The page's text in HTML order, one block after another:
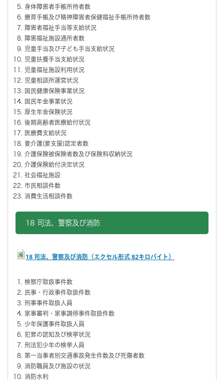
身体障害者手帳所持者数
療育手帳及び精神障害者保健福祉手帳所持者数
障害者福祉手当等支給状況
障害福祉施設通所者数
児童手当及び子ども手当支給状況
児童扶養手当支給状況
児童福祉施設利用状況
児童相談所運営状況
国民健康保険事業状況
国民年金事業状況
厚生年金保険状況
後期高齢者医療給付状況
医療費支給状況
要介護(要支援)認定者数
介護保険被保険者数及び保険料収納状況
介護保険給付決定状況
社会福祉施設
市民相談件数
消費生活相談件数
18 司法、警察及び消防
18 司法、警察及び消防（エクセル形式 82キロバイト）
検察庁取扱事件数
民事・行政事件取扱件数
刑事事件取扱人員
家事審判・家事調停事件取扱件数
少年保護事件取扱人員
犯罪の認知及び検挙状況
刑法犯少年の検挙人員
第一当事者別交通事故発生件数及び死傷者数
消防職員及び施設の状況
消防水利